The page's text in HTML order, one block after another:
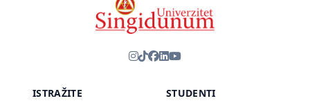
ISTRAŽITE
STUDENTI